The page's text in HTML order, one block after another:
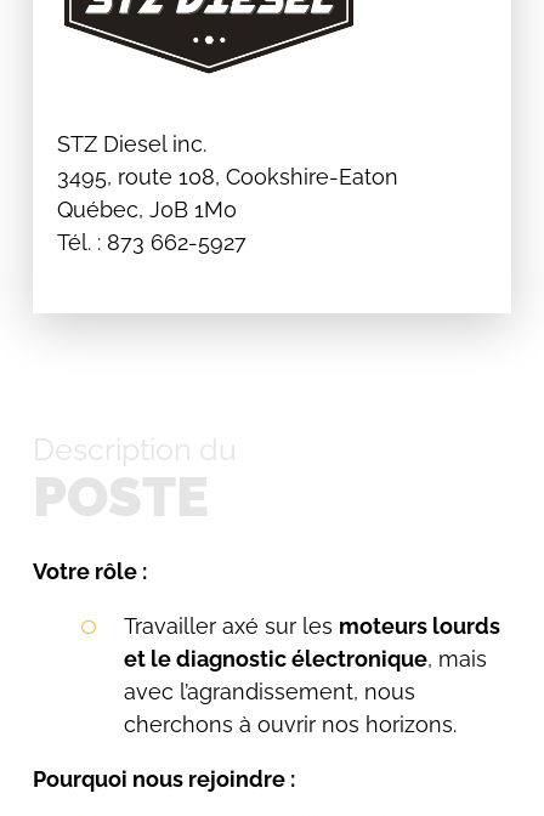
STZ Diesel inc.
3495, route 108, Cookshire-Eaton
Québec, J0B 1M0
Tél. : 873 662-5927
Description du
POSTE
Votre rôle :
Travailler axé sur les moteurs lourds
et le diagnostic électronique, mais
avec l’agrandissement, nous
cherchons à ouvrir nos horizons.
Pourquoi nous rejoindre :